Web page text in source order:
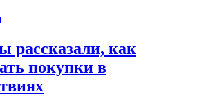
рассказали, как
покупки в